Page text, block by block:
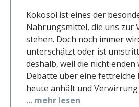
Kokosöl ist eines der
Nahrungsmittel, die uns zur
stehen. Doch noch immer
unterschätzt oder ist
deshalb, weil die nicht enden
Debatte über eine fettreiche
heute anhält und
... mehr lesen